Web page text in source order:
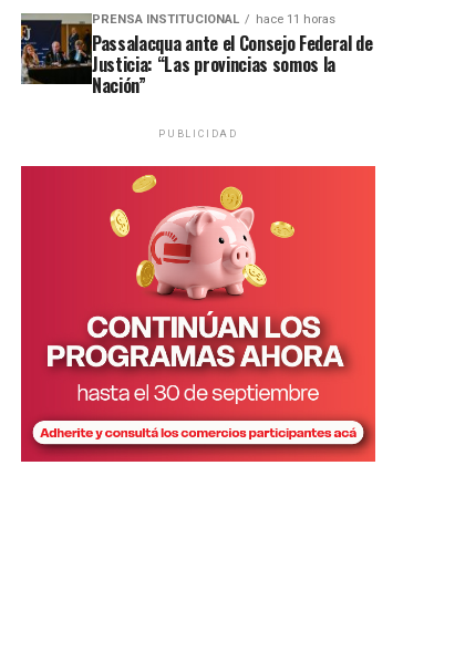
PRENSA INSTITUCIONAL hace 11 horas
Passalacqua ante el Consejo Federal de
Justicia: “Las provincias somos la
Nación”
PUBLICIDAD